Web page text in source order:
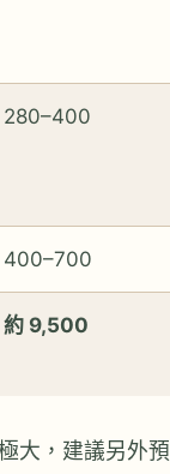
280–400
400–700
約 9,500
大，建議另外